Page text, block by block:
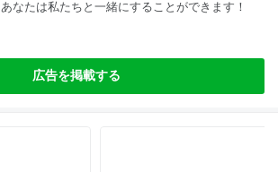
あなたは私たちと一緒にすることができます！
広告を掲載する